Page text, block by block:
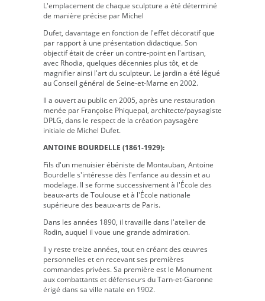
L'emplacement de chaque sculpture a été déterminé
de manière précise par Michel
Dufet, davantage en fonction de l'effet décoratif que
par rapport à une présentation didactique. Son
objectif était de créer un contre-point en l'artisan,
avec Rhodia, quelques décennies plus tôt, et de
magnifier ainsi l'art du sculpteur. Le jardin a été légué
au Conseil général de Seine-et-Marne en 2002.
Il a ouvert au public en 2005, après une restauration
menée par Françoise Phiquepal, architecte/paysagiste
DPLG, dans le respect de la création paysagère
initiale de Michel Dufet.
ANTOINE BOURDELLE (1861-1929):
Fils d'un menuisier ébéniste de Montauban, Antoine
Bourdelle s'intéresse dès l'enfance au dessin et au
modelage. Il se forme successivement à l'École des
beaux-arts de Toulouse et à l'École nationale
supérieure des beaux-arts de Paris.
Dans les années 1890, il travaille dans l'atelier de
Rodin, auquel il voue une grande admiration.
Il y reste treize années, tout en créant des œuvres
personnelles et en recevant ses premières
commandes privées. Sa première est le Monument
aux combattants et défenseurs du Tarn-et-Garonne
érigé dans sa ville natale en 1902.